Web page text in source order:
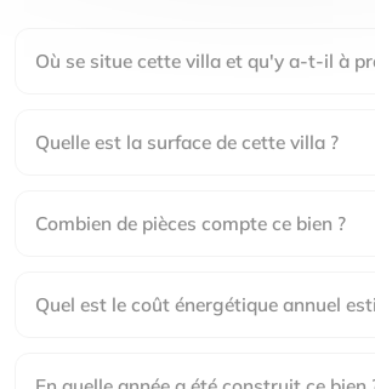
Où se situe cette villa et qu'y a-t-il à
Quelle est la surface de cette villa ?
Combien de pièces compte ce bien ?
Quel est le coût énergétique annuel